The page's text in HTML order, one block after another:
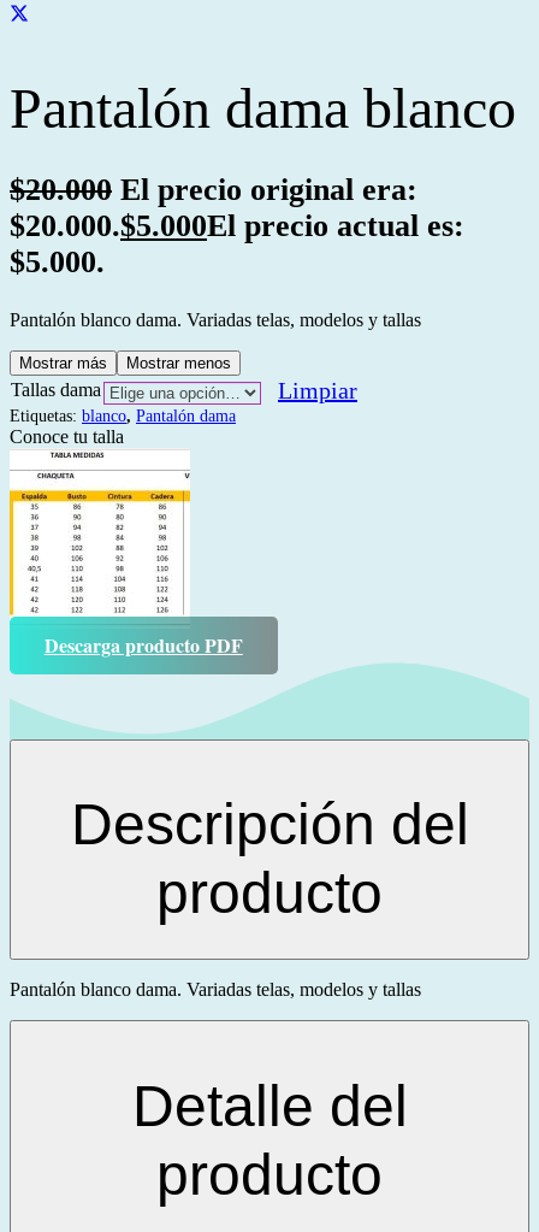
Pantalón dama blanco
$20.000 El precio original era:
$20.000.$5.000El precio actual es:
$5.000.
Pantalón blanco dama. Variadas telas, modelos y tallas
Mostrar más Mostrar menos
Tallas dama Limpiar
Etiquetas: blanco, Pantalón dama
Conoce tu talla
Descarga producto PDF
Descripción del
producto
Pantalón blanco dama. Variadas telas, modelos y tallas
Detalle del
producto